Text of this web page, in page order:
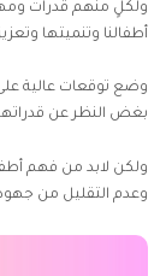
ولكلٍ منهم قدرات
أطفالنا وتنميتها
وضع توقعات عالية
بغض النظر عن
ولكن لابد من فهم
وعدم التقليل من